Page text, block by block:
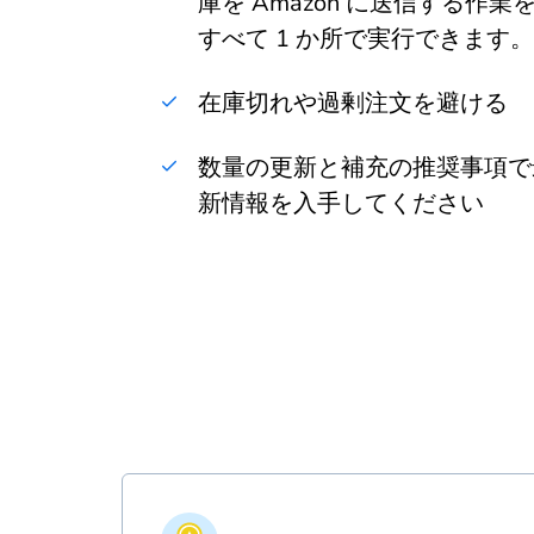
すべて 1 か所で実行できます。
在庫切れや過剰注文を避ける
数量の更新と補充の推奨事項
新情報を入手してください